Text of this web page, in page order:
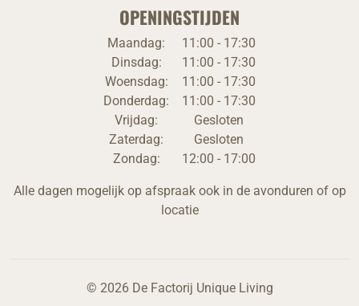
OPENINGSTIJDEN
Maandag:
Dinsdag:
Woensdag:
Donderdag:
Vrijdag:
Zaterdag:
Zondag:
11:00 - 17:30
11:00 - 17:30
11:00 - 17:30
11:00 - 17:30
Gesloten
Gesloten
12:00 - 17:00
Alle dagen mogelijk op afspraak ook in de avonduren of op
locatie
© 2026 De Factorij Unique Living